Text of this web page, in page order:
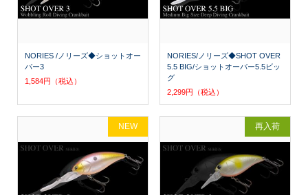
NORIES /ノリーズ◆ショットオー
バー3
1,584円（税込）
NORIES/ノリーズ◆SHOT OVER
5.5 BIG/ショットオーバー5.5ビッ
グ
2,299円（税込）
NEW 再入荷